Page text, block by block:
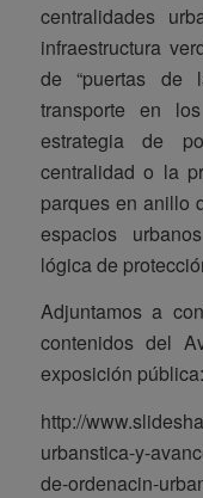
centralidades
infraestructura
de “puertas de
transporte en
estrategia de
centralidad o la
parques en anillo
espacios
lógica de
Adjuntamos a
contenidos del
exposición pública:
http://
urbanstica-y-
de-ordenacin-